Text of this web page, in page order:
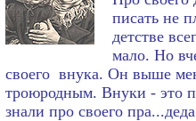
писать не
детстве
мало. Но
своего внука. Он выше
троюродным. Внуки - это
знали про своего